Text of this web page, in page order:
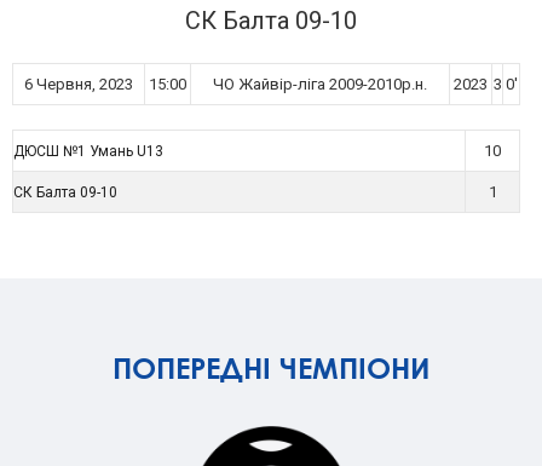
СК Балта 09-10
6 Червня, 2023 15:00 ЧО Жайвір-ліга 2009-2010р.н. 2023 3 0'
ДЮСШ №1 Умань U13 10
СК Балта 09-10 1
ПОПЕРЕДНІ ЧЕМПІОНИ